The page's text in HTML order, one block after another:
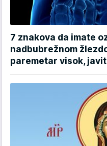
7 znakova da imate
nadbubrežnom
paremetar visok,